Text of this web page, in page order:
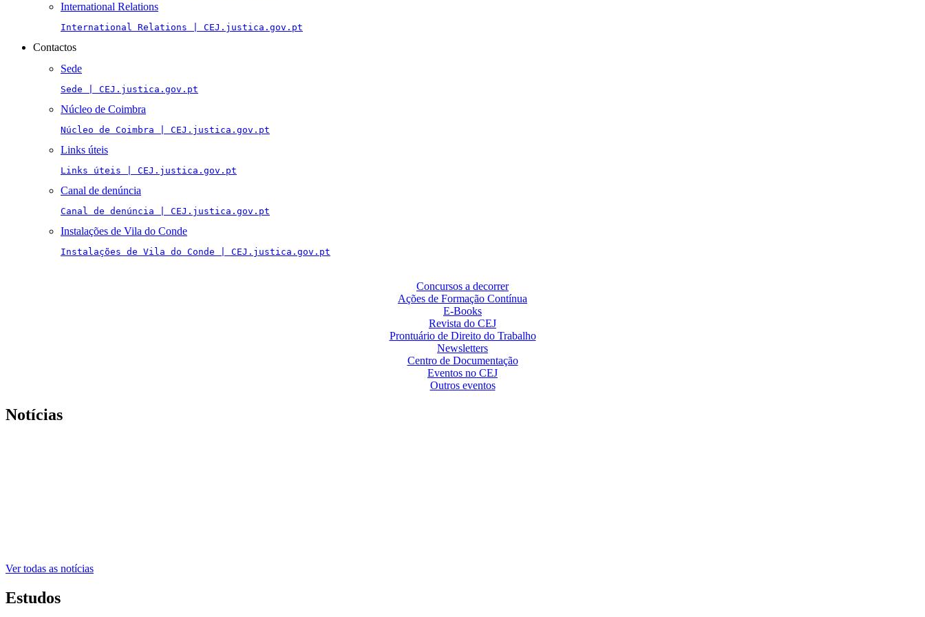
International Relations
International Relations | CEJ.justica.gov.pt
Contactos
Sede
Sede | CEJ.justica.gov.pt
Núcleo de Coimbra
Núcleo de Coimbra | CEJ.justica.gov.pt
Links úteis
Links úteis | CEJ.justica.gov.pt
Canal de denúncia
Canal de denúncia | CEJ.justica.gov.pt
Instalações de Vila do Conde
Instalações de Vila do Conde | CEJ.justica.gov.pt
Concursos a decorrer
Ações de Formação Contínua
E-Books
Revista do CEJ
Prontuário de Direito do Trabalho
Newsletters
Centro de Documentação
Eventos no CEJ
Outros eventos
Notícias
Ver todas as notícias
Estudos